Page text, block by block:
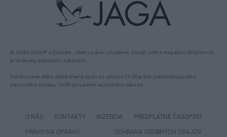
© JAGA GROUP a Zoznam. Všetky práva vyhradené. Obsah online magazínu Môjdom.sk
je chránený autorským zákonom.
Publikovanie alebo ďalšie šírenie správ zo zdrojov TASR je bez predchádzajúceho
písomného súhlasu TASR porušením autorského zákona.
O NÁS KONTAKTY INZERCIA PREDPLATNÉ ČASOPISU
PRÁVO NA OPRAVU OCHRANA OSOBNÝCH ÚDAJOV